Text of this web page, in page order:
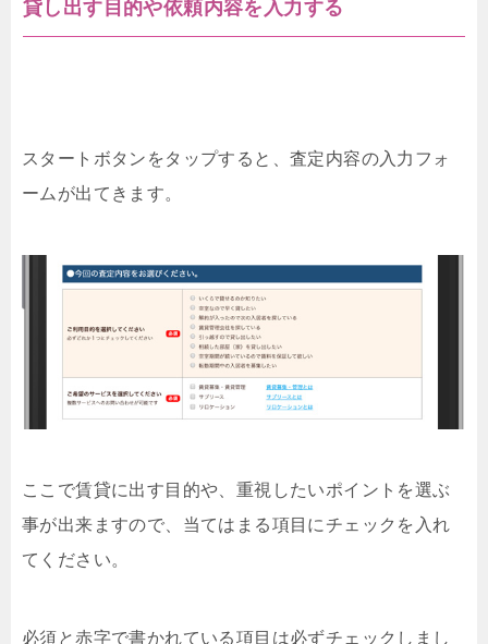
貸し出す目的や依頼内容を入力する
スタートボタンをタップすると、査定内容の入力フォ
ームが出てきます。
ここで賃貸に出す目的や、重視したいポイントを選ぶ
事が出来ますので、当てはまる項目にチェックを入れ
てください。
必須と赤字で書かれている項目は必ずチェックしまし